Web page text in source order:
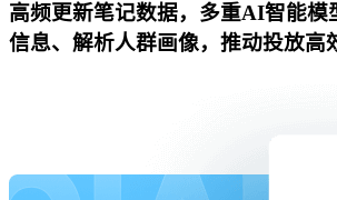
高频更新笔记数据，多重AI智能模
信息、解析人群画像，推动投放高